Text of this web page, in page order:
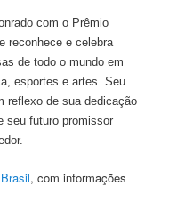
com o Prêmio
reconhece e celebra
de todo o mundo em
esportes e artes. Seu
reflexo de sua dedicação
seu futuro promissor
, com informações